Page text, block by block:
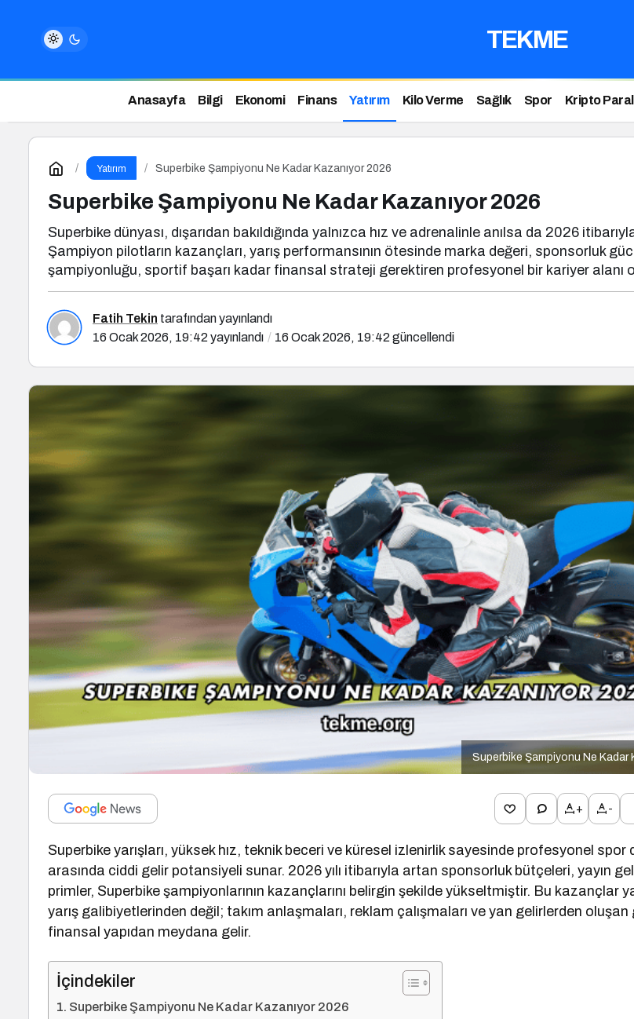
TEKME
Anasayfa Bilgi Ekonomi Finans Yatırım Kilo Verme Sağlık Spor Kripto
Yatırım Superbike Şampiyonu Ne Kadar Kazanıyor 2026
Superbike Şampiyonu Ne Kadar Kazanıyor 2026
Superbike dünyası, dışarıdan bakıldığında yalnızca hız ve adrenalinle anılsa da 2026
Şampiyon pilotların kazançları, yarış performansının ötesinde marka değeri, sponsorluk
şampiyonluğu, sportif başarı kadar finansal strateji gerektiren profesyonel bir kariyer alanı
Fatih Tekin tarafından yayınlandı
16 Ocak 2026, 19:42 yayınlandı 16 Ocak 2026, 19:42 güncellendi
Superbike Şampiyonu Ne Kadar
+ -
Superbike yarışları, yüksek hız, teknik beceri ve küresel izlenirlik sayesinde profesyonel spor
arasında ciddi gelir potansiyeli sunar. 2026 yılı itibarıyla artan sponsorluk bütçeleri, yayın
primler, Superbike şampiyonlarının kazançlarını belirgin şekilde yükseltmiştir. Bu kazançlar
yarış galibiyetlerinden değil; takım anlaşmaları, reklam çalışmaları ve yan gelirlerden oluşan
finansal yapıdan meydana gelir.
İçindekiler
Superbike Şampiyonu Ne Kadar Kazanıyor 2026